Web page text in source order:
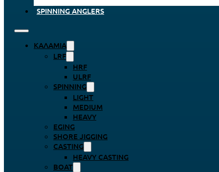
SPINNING ANGLERS
ΚΑΛΆΜΙΑ
LRF
HRF
ULRF
SPINNING
LIGHT
MEDIUM
HEAVY
EGING
SHORE JIGGING
CASTING
HEAVY CASTING
BOAT